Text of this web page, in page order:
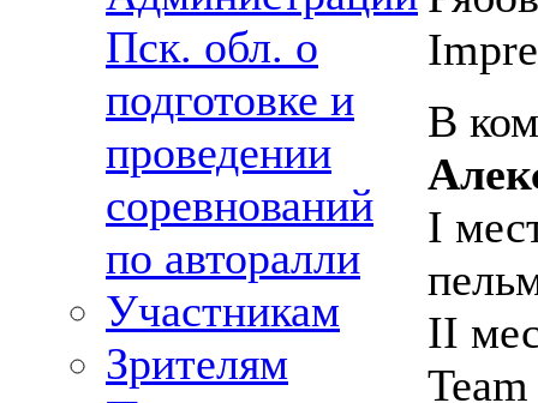
Пск. обл. о
подготовке и
проведении
соревнований
по авторалли
Участникам
Зрителям
В
I
II